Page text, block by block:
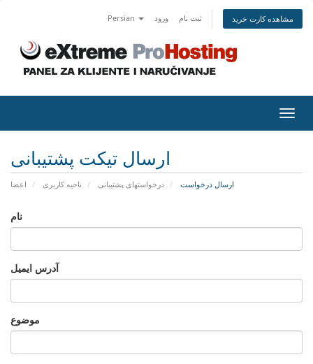
Persian ورود ثبت نام مشاهده کارت خرید
تغییر
ارسال تیکت پشتیبانی
اعضا ناحیه کاربری درخواستهای پشتیبانی ارسال درخواست
نام
آدرس ایمیل
موضوع